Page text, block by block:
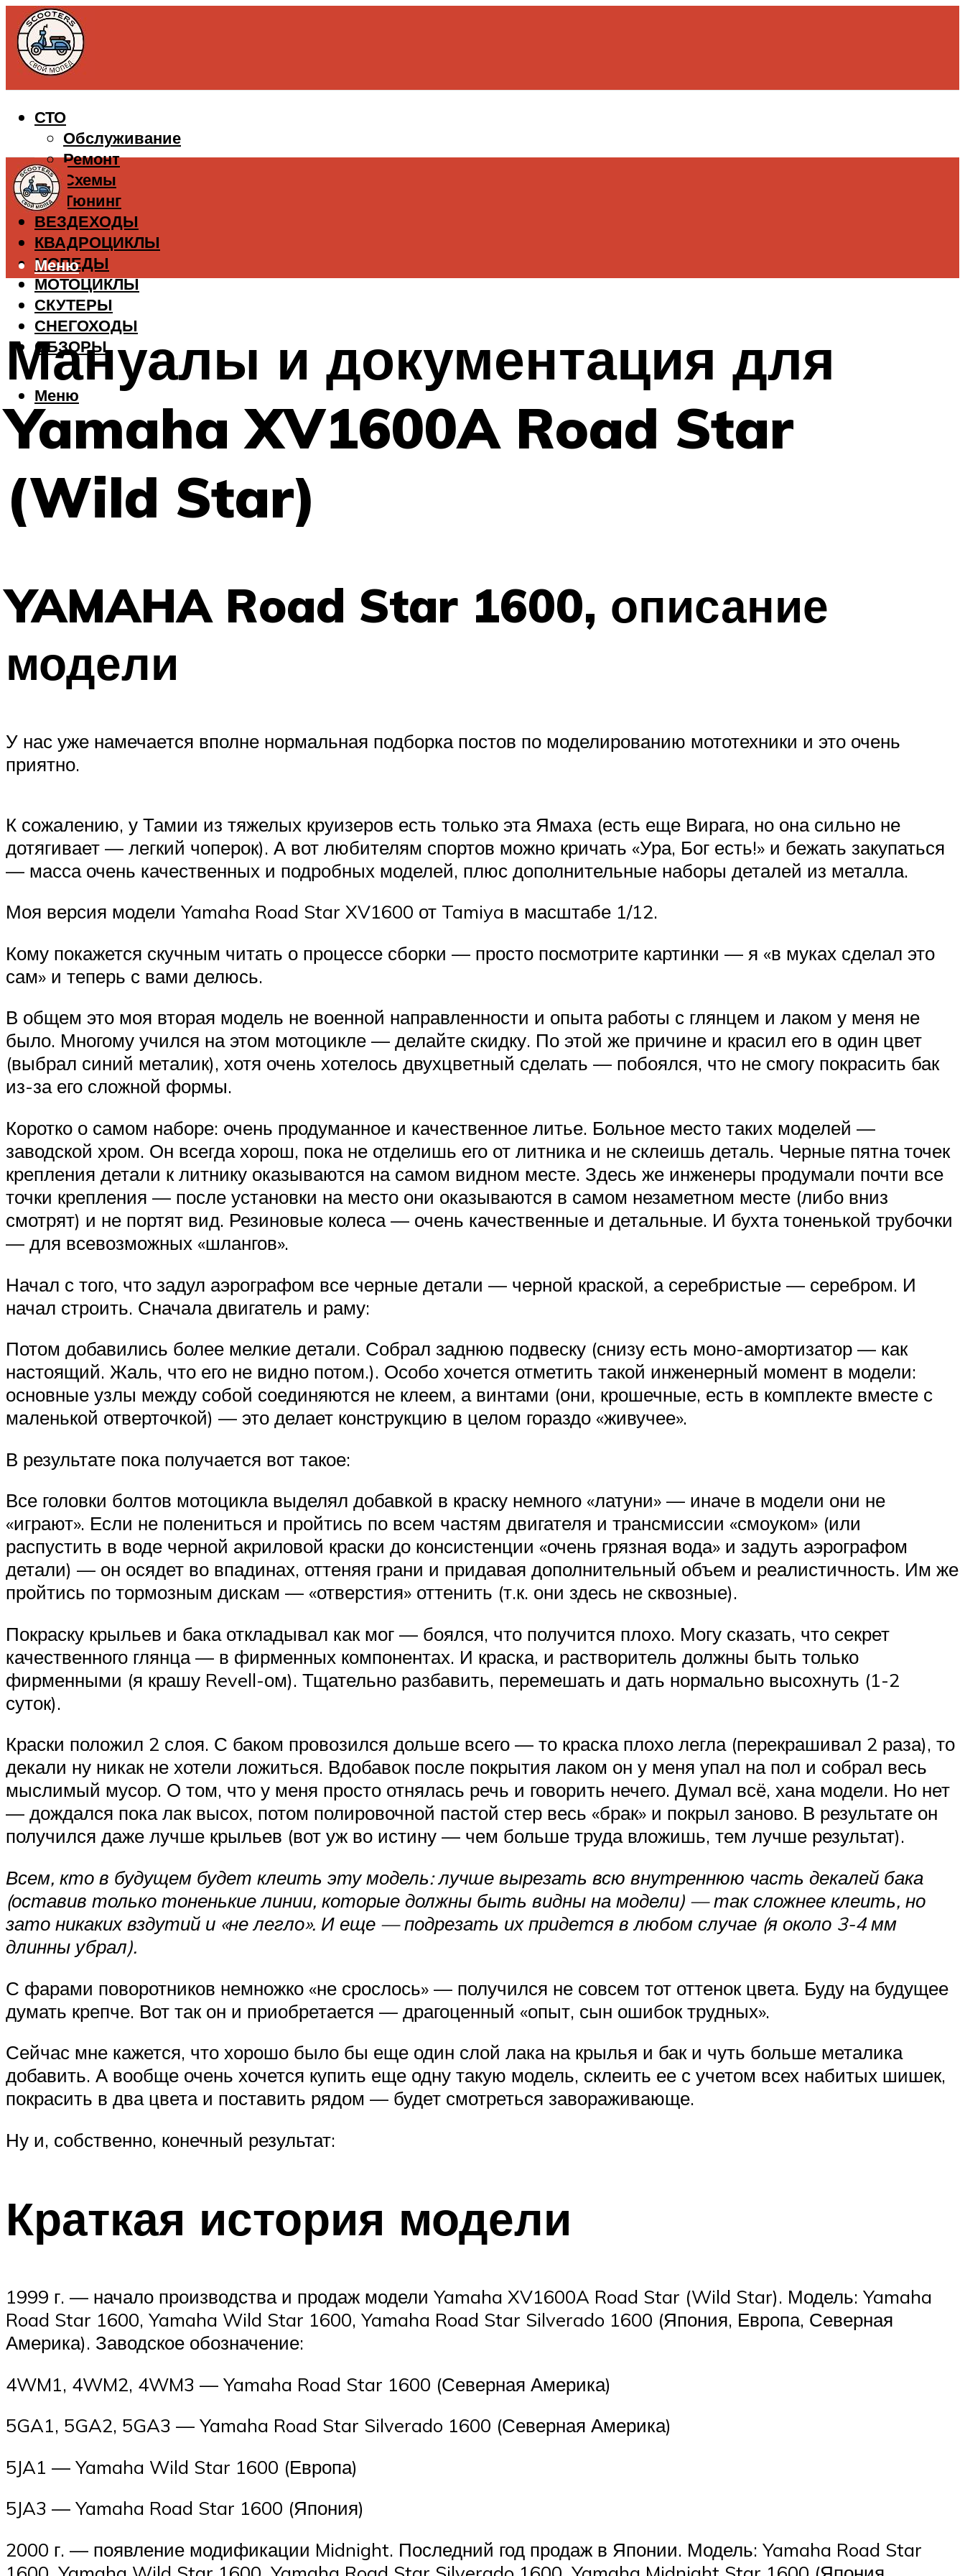
СТО
Обслуживание
Ремонт
Схемы
Тюнинг
ВЕЗДЕХОДЫ
КВАДРОЦИКЛЫ
МОПЕДЫ
МОТОЦИКЛЫ
СКУТЕРЫ
СНЕГОХОДЫ
ОБЗОРЫ
Меню
Меню
Мануалы и документация для
Yamaha XV1600A Road Star
(Wild Star)
YAMAHA Road Star 1600, описание
модели
У нас уже намечается вполне нормальная подборка постов по моделированию мототехники и это очень
приятно.
К сожалению, у Тамии из тяжелых круизеров есть только эта Ямаха (есть еще Вирага, но она сильно не
дотягивает — легкий чоперок). А вот любителям спортов можно кричать «Ура, Бог есть!» и бежать закупаться
— масса очень качественных и подробных моделей, плюс дополнительные наборы деталей из металла.
Моя версия модели Yamaha Road Star XV1600 от Tamiya в масштабе 1/12.
Кому покажется скучным читать о процессе сборки — просто посмотрите картинки — я «в муках сделал это
сам» и теперь с вами делюсь.
В общем это моя вторая модель не военной направленности и опыта работы с глянцем и лаком у меня не
было. Многому учился на этом мотоцикле — делайте скидку. По этой же причине и красил его в один цвет
(выбрал синий металик), хотя очень хотелось двухцветный сделать — побоялся, что не смогу покрасить бак
из-за его сложной формы.
Коротко о самом наборе: очень продуманное и качественное литье. Больное место таких моделей —
заводской хром. Он всегда хорош, пока не отделишь его от литника и не склеишь деталь. Черные пятна точек
крепления детали к литнику оказываются на самом видном месте. Здесь же инженеры продумали почти все
точки крепления — после установки на место они оказываются в самом незаметном месте (либо вниз
смотрят) и не портят вид. Резиновые колеса — очень качественные и детальные. И бухта тоненькой трубочки
— для всевозможных «шлангов».
Начал с того, что задул аэрографом все черные детали — черной краской, а серебристые — серебром. И
начал строить. Сначала двигатель и раму:
Потом добавились более мелкие детали. Собрал заднюю подвеску (снизу есть моно-амортизатор — как
настоящий. Жаль, что его не видно потом.). Особо хочется отметить такой инженерный момент в модели:
основные узлы между собой соединяются не клеем, а винтами (они, крошечные, есть в комплекте вместе с
маленькой отверточкой) — это делает конструкцию в целом гораздо «живучее».
В результате пока получается вот такое:
Все головки болтов мотоцикла выделял добавкой в краску немного «латуни» — иначе в модели они не
«играют». Если не полениться и пройтись по всем частям двигателя и трансмиссии «смоуком» (или
распустить в воде черной акриловой краски до консистенции «очень грязная вода» и задуть аэрографом
детали) — он осядет во впадинах, оттеняя грани и придавая дополнительный объем и реалистичность. Им же
пройтись по тормозным дискам — «отверстия» оттенить (т.к. они здесь не сквозные).
Покраску крыльев и бака откладывал как мог — боялся, что получится плохо. Могу сказать, что секрет
качественного глянца — в фирменных компонентах. И краска, и растворитель должны быть только
фирменными (я крашу Revell-ом). Тщательно разбавить, перемешать и дать нормально высохнуть (1-2
суток).
Краски положил 2 слоя. С баком провозился дольше всего — то краска плохо легла (перекрашивал 2 раза), то
декали ну никак не хотели ложиться. Вдобавок после покрытия лаком он у меня упал на пол и собрал весь
мыслимый мусор. О том, что у меня просто отнялась речь и говорить нечего. Думал всё, хана модели. Но нет
— дождался пока лак высох, потом полировочной пастой стер весь «брак» и покрыл заново. В результате он
получился даже лучше крыльев (вот уж во истину — чем больше труда вложишь, тем лучше результат).
Всем, кто в будущем будет клеить эту модель: лучше вырезать всю внутреннюю часть декалей бака
(оставив только тоненькие линии, которые должны быть видны на модели) — так сложнее клеить, но
зато никаких вздутий и «не легло». И еще — подрезать их придется в любом случае (я около 3-4 мм
длинны убрал).
С фарами поворотников немножко «не срослось» — получился не совсем тот оттенок цвета. Буду на будущее
думать крепче. Вот так он и приобретается — драгоценный «опыт, сын ошибок трудных».
Сейчас мне кажется, что хорошо было бы еще один слой лака на крылья и бак и чуть больше металика
добавить. А вообще очень хочется купить еще одну такую модель, склеить ее с учетом всех набитых шишек,
покрасить в два цвета и поставить рядом — будет смотреться завораживающе.
Ну и, собственно, конечный результат:
Краткая история модели
1999 г. — начало производства и продаж модели Yamaha XV1600A Road Star (Wild Star). Модель: Yamaha
Road Star 1600, Yamaha Wild Star 1600, Yamaha Road Star Silverado 1600 (Япония, Европа, Северная
Америка). Заводское обозначение:
4WM1, 4WM2, 4WM3 — Yamaha Road Star 1600 (Северная Америка)
5GA1, 5GA2, 5GA3 — Yamaha Road Star Silverado 1600 (Северная Америка)
5JA1 — Yamaha Wild Star 1600 (Европа)
5JA3 — Yamaha Road Star 1600 (Япония)
2000 г. — появление модификации Midnight. Последний год продаж в Японии. Модель: Yamaha Road Star